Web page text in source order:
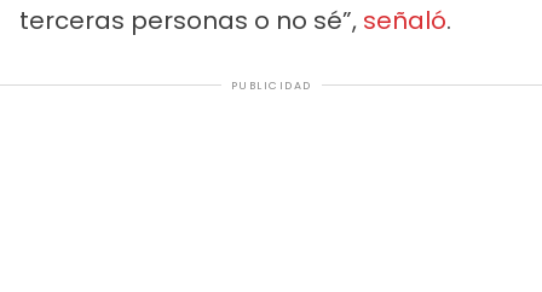
terceras personas o no sé”, señaló.
PUBLICIDAD